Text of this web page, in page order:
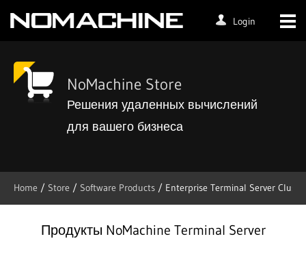
Login
NoMachine Store
Решения удаленных вычислений
для вашего бизнеса
Home / Store / Software Products / Enterprise Terminal Server
Продукты NoMachine Terminal Server